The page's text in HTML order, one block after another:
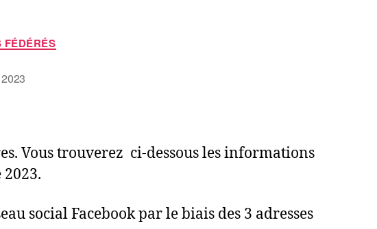
Vous trouverez ci-dessous les informations
social Facebook par le biais des 3 adresses